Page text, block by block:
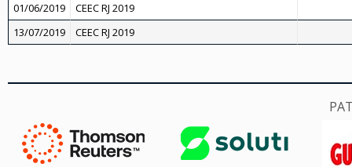
01/06/2019
CEEC RJ 2019
13/07/2019
CEEC RJ 2019